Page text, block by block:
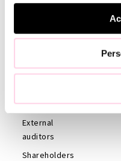
Directors
Statutory
Statute
Ethics
External
auditors
Shareholders